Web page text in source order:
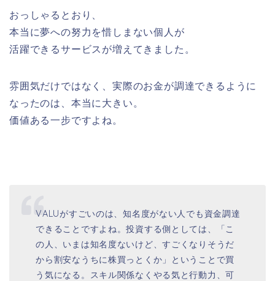
おっしゃるとおり、
本当に夢への努力を惜しまない個人が
活躍できるサービスが増えてきました。
雰囲気だけではなく、実際のお金が調達できるように
なったのは、本当に大きい。
価値ある一步ですよね。
VALUがすごいのは、知名度がない人でも資金調達
できることですよね。投資する側としては、「こ
の人、いまは知名度ないけど、すごくなりそうだ
から割安なうちに株買っとくか」ということで買
う気になる。スキル関係なくやる気と行動力、可